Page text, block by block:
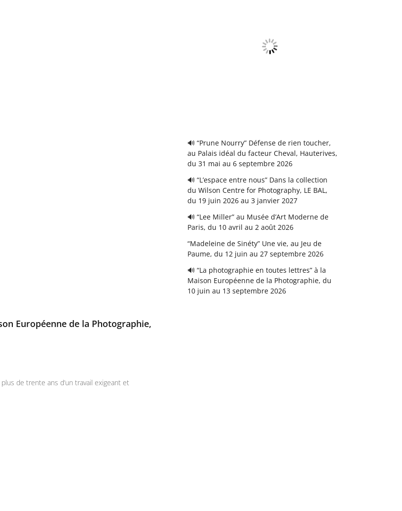
Européenne de la Photographie,
de trente ans d’un travail exigeant et
🔊 “Prune Nourry” Défense de rien toucher,
au Palais idéal du facteur Cheval, Hauterives,
du 31 mai au 6 septembre 2026
🔊 “L’espace entre nous” Dans la collection
du Wilson Centre for Photography, LE BAL,
du 19 juin 2026 au 3 janvier 2027
🔊 “Lee Miller” au Musée d’Art Moderne de
Paris, du 10 avril au 2 août 2026
“Madeleine de Sinéty” Une vie, au Jeu de
Paume, du 12 juin au 27 septembre 2026
🔊 “La photographie en toutes lettres” à la
Maison Européenne de la Photographie, du
10 juin au 13 septembre 2026